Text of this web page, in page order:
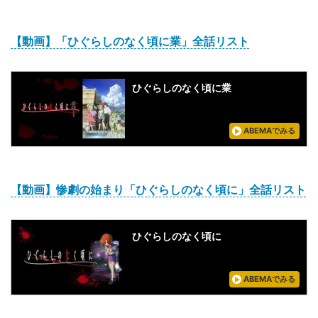
【動画】「ひぐらしのなく頃に業」全話リスト
ひぐらしのなく頃に業
ABEMAでみる
【動画】惨劇の始まり「ひぐらしのなく頃に」全話リスト
ひぐらしのなく頃に
ABEMAでみる